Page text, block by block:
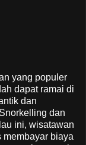
yang populer
dapat ramai di
dan
dan
ini, wisatawan
biaya